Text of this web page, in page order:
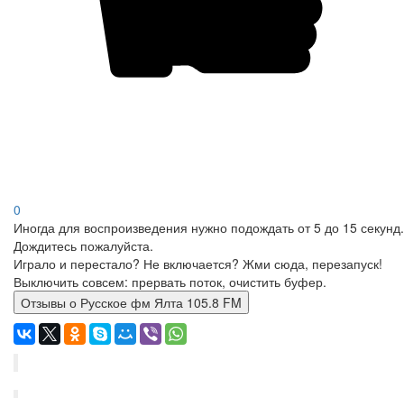
0
Иногда для воспроизведения нужно подождать от 5 до 15 секунд.
Дождитесь пожалуйста.
Играло и перестало? Не включается? Жми сюда, перезапуск!
Выключить совсем: прервать поток, очистить буфер.
Отзывы о Русское фм Ялта 105.8 FM